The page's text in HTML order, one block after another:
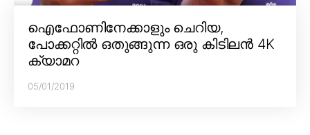
ഐഫോണിനേക്കാളും ചെറിയ,
പോക്കറ്റിൽ ഒതുങ്ങുന്ന ഒരു കിടിലൻ 4K
ക്യാമറ
05/01/2019